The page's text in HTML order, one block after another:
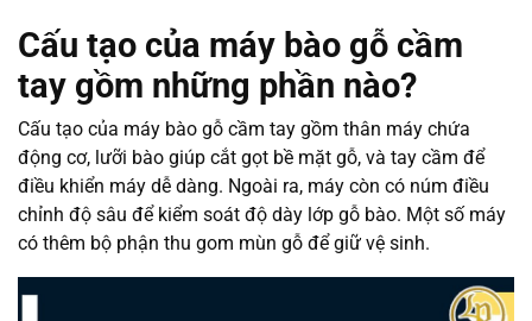
Cấu tạo của máy bào gỗ cầm
tay gồm những phần nào?
Cấu tạo của máy bào gỗ cầm tay gồm thân máy chứa
động cơ, lưỡi bào giúp cắt gọt bề mặt gỗ, và tay cầm để
điều khiển máy dễ dàng. Ngoài ra, máy còn có núm điều
chỉnh độ sâu để kiểm soát độ dày lớp gỗ bào. Một số máy
có thêm bộ phận thu gom mùn gỗ để giữ vệ sinh.